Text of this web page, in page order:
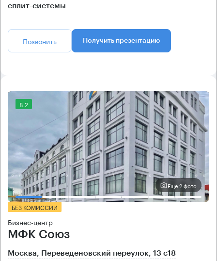
сплит-системы
Позвонить Получить презентацию
8.2
Еще 2 фото
БЕЗ КОМИССИИ
Бизнес-центр
МФК Союз
Москва, Переведеновский переулок, 13 с18